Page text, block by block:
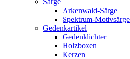
Arkenwald-Särge
Spektrum-Motivsärge
Gedenkartikel
Gedenklichter
Holzboxen
Kerzen